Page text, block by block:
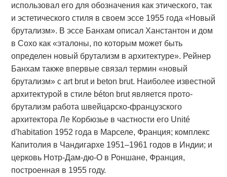
использовал его для обозначения как этического, так
и эстетического стиля в своем эссе 1955 года «Новый
брутализм». В эссе Банхам описал Ханстантон и дом
в Сохо как «эталоны, по которым может быть
определен новый брутализм в архитектуре». Рейнер
Банхам также впервые связал термин «новый
брутализм» с art brut и beton brut. Наиболее известной
архитектурой в стиле béton brut является прото-
брутализм работа швейцарско-французского
архитектора Ле Корбюзье в частности его Unité
d'habitation 1952 года в Марселе, Франция; комплекс
Капитолия в Чандигархе 1951–1961 годов в Индии; и
церковь Нотр-Дам-дю-О в Роншане, Франция,
построенная в 1955 году.